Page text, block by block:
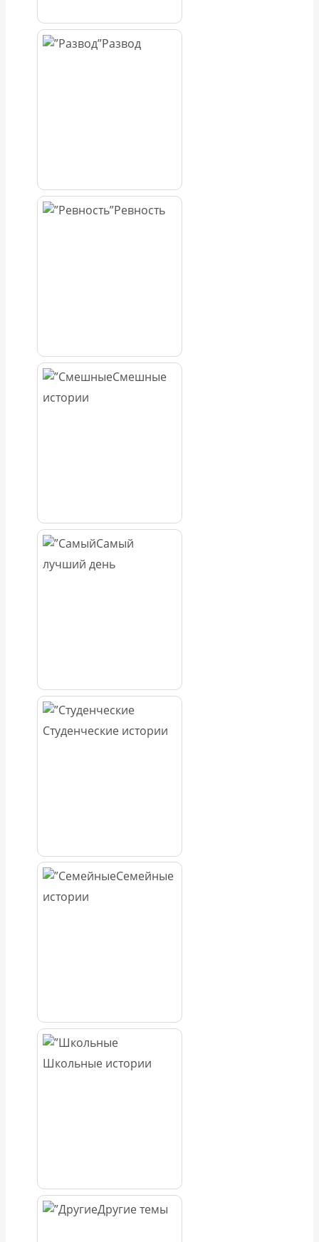
Развод
Ревность
Смешные
истории
Самый
лучший день
Студенческие истории
Семейные
истории
Школьные истории
Другие темы